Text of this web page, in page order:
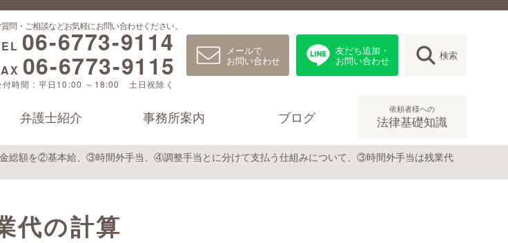
質問・ご相談などお気軽にお問い合わせください。
06-6773-9114
06-6773-9115
付時間 : 平日10:00 ～18:00 土日祝除く
メールで
お問い合わせ
友だち追加・
お問い合わせ 検索
弁護士紹介 事務所案内 ブログ 依頼者様への
法律基礎知識
総額を②基本給、③時間外手当、④調整手当とに分けて支払う仕組みについて、③時間外手当は残業代
代の計算